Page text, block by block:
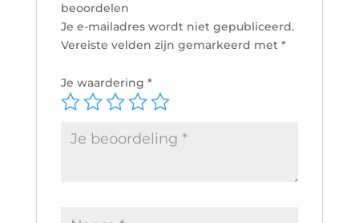
beoordelen
Je e-mailadres wordt niet gepubliceerd.
Vereiste velden zijn gemarkeerd met *
Je waardering *